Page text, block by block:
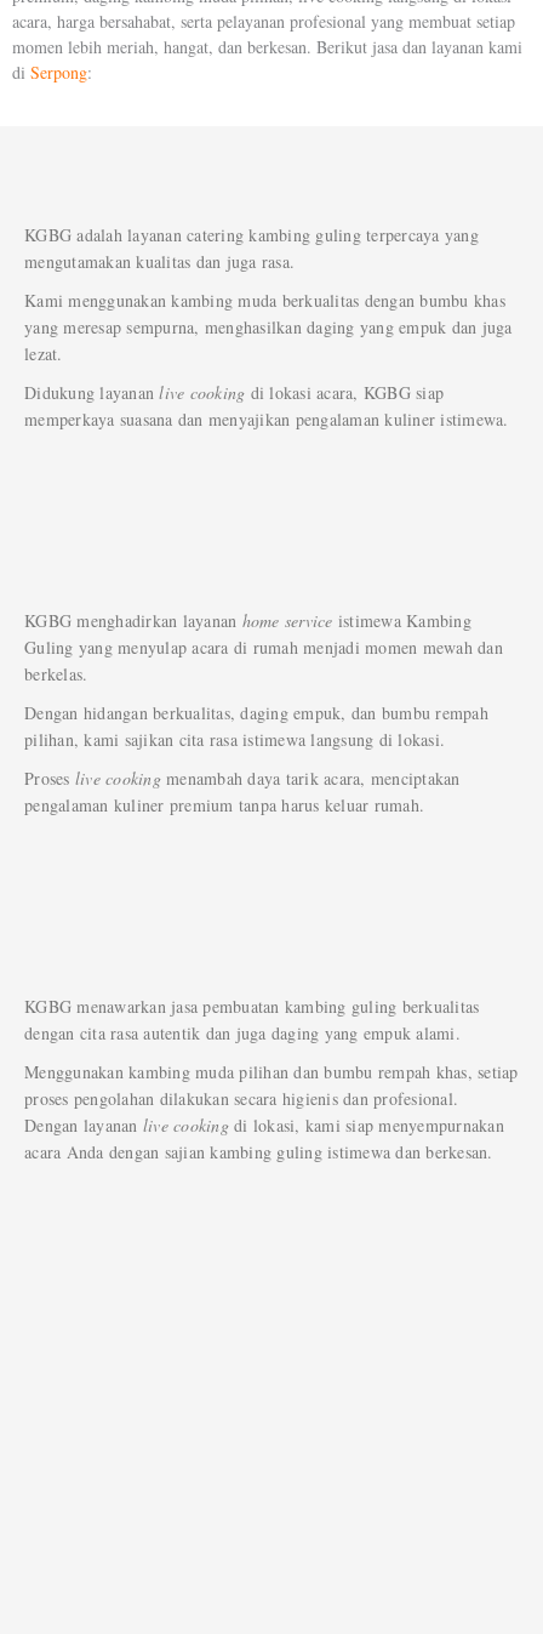
acara, harga bersahabat, serta pelayanan profesional yang membuat setiap
momen lebih meriah, hangat, dan berkesan. Berikut jasa dan layanan kami
di Serpong:
KGBG adalah layanan catering kambing guling terpercaya yang
mengutamakan kualitas dan juga rasa.
Kami menggunakan kambing muda berkualitas dengan bumbu khas
yang meresap sempurna, menghasilkan daging yang empuk dan juga
lezat.
Didukung layananlive cooking di lokasi acara, KGBG siap
memperkaya suasana dan menyajikan pengalaman kuliner istimewa.
KGBG menghadirkan layanan home service istimewa Kambing
Guling yang menyulap acara di rumah menjadi momen mewah dan
berkelas.
Dengan hidangan berkualitas, daging empuk, dan bumbu rempah
pilihan, kami sajikan cita rasa istimewa langsung di lokasi.
Proses live cookingmenambah daya tarik acara, menciptakan
pengalaman kuliner premium tanpa harus keluar rumah.
KGBG menawarkan jasa pembuatan kambing guling berkualitas
dengan cita rasa autentik dan juga daging yang empuk alami.
Menggunakan kambing muda pilihan dan bumbu rempah khas, setiap
proses pengolahan dilakukan secara higienis dan profesional.
Dengan layanan live cookingdi lokasi, kami siap menyempurnakan
acara Anda dengan sajian kambing guling istimewa dan berkesan.